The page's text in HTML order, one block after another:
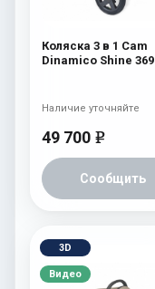
Коляска 3 в 1 Cam
Dinamico Shine 369
49 700 e
Сообщить
Наличие уточняйте
3D
Видео